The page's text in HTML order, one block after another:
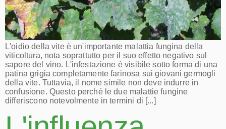
L'oidio della vite è un'importante malattia fungina della
viticoltura, nota soprattutto per il suo effetto negativo sul
sapore del vino. L'infestazione è visibile sotto forma di una
patina grigia completamente farinosa sui giovani germogli
della vite. Tuttavia, il nome simile non deve indurre in
confusione. Questo perché le due malattie fungine
differiscono notevolmente in termini di [...]